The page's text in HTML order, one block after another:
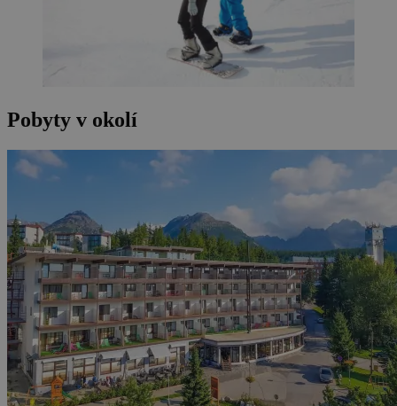
Pobyty v okolí